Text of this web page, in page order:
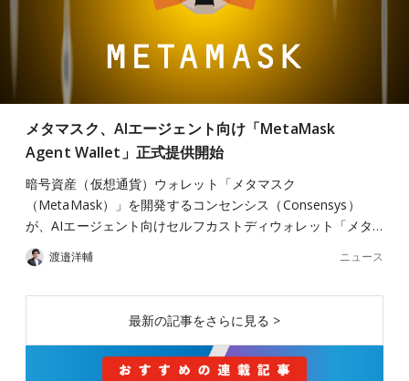
メタマスク、AIエージェント向け「MetaMask
Agent Wallet」正式提供開始
暗号資産（仮想通貨）ウォレット「メタマスク
（MetaMask）」を開発するコンセンシス（Consensys）
が、AIエージェント向けセルフカストディウォレット「メタ…
渡邉洋輔 ニュース
最新の記事をさらに見る >